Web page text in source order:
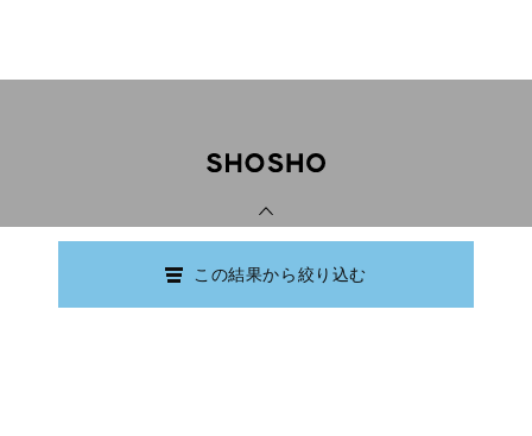
この結果から絞り込む
Copyright © Ishikawa Prefectural Library.